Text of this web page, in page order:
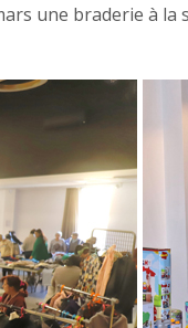
une braderie à la